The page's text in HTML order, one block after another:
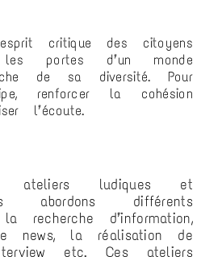
critique des citoyens
portes d’un monde
de sa diversité. Pour
renforcer la cohésion
l’écoute.
ludiques et
abordons différents
recherche d’information,
news, la réalisation de
etc. Ces ateliers